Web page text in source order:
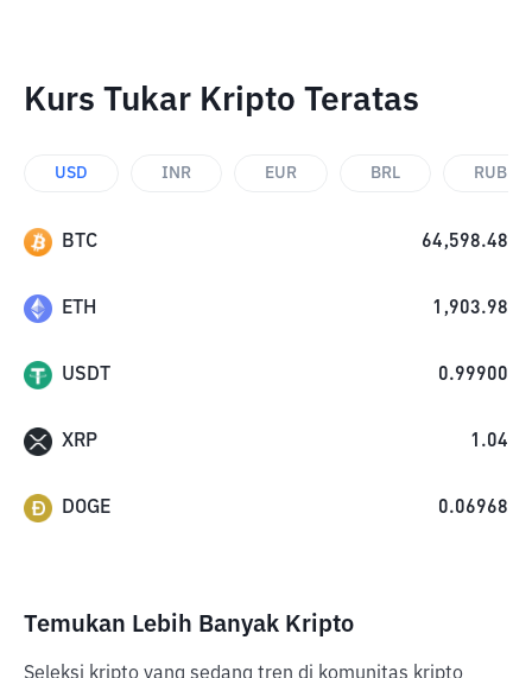
Kurs Tukar Kripto Teratas
USD INR EUR BRL RUB
BTC 64,598.48
ETH 1,903.98
USDT 0.99900
XRP 1.04
DOGE 0.06968
Temukan Lebih Banyak Kripto